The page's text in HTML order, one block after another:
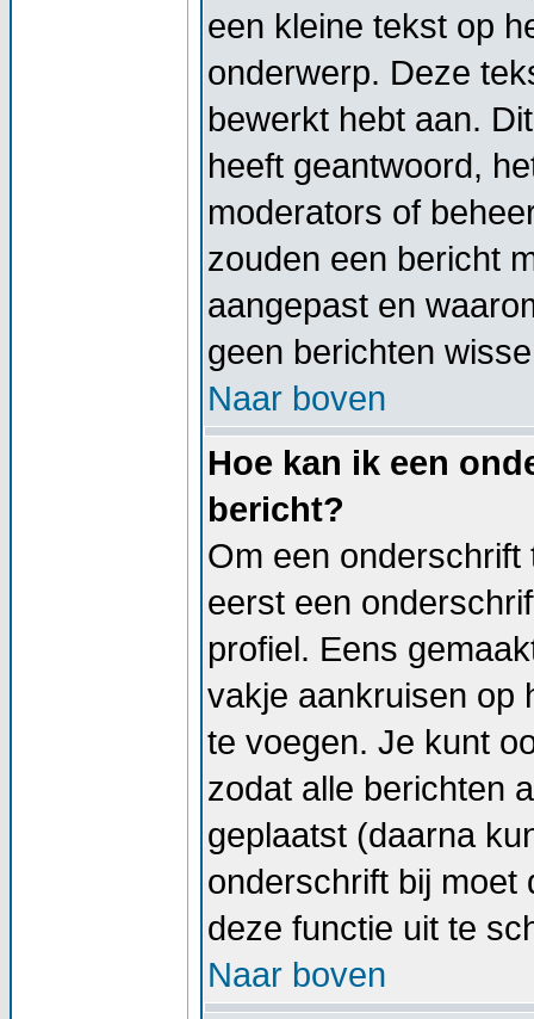
een kleine tekst op
onderwerp. Deze
bewerkt hebt aan.
heeft geantwoord,
moderators of
zouden een bericht
aangepast en
geen berichten
Naar boven
Hoe kan ik een
bericht?
Om een
eerst een
profiel. Eens
vakje aankruisen op
te voegen. Je kunt
zodat alle berichten
geplaatst (daarna
onderschrift bij moet
deze functie uit te
Naar boven